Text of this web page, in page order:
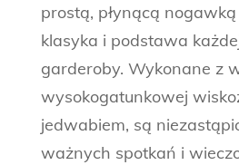
prostą, płynącą
klasyka i podstawa
garderoby. Wykonane z
wysokogatunkowej
jedwabiem, są
ważnych spotkań i